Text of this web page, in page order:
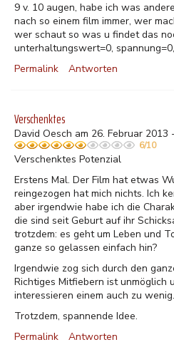
9 v. 10 augen, habe ich was
nach so einem film immer, wer
wer schaut so was u findet das
unterhaltungswert=0,
Permalink
Antworten
Verschenktes
David Oesch am 26. Februar 2013
6/10
Verschenktes Potenzial
Erstens Mal. Der Film hat etwas
reingezogen hat mich nichts. Ich
aber irgendwie habe ich die
die sind seit Geburt auf ihr
trotzdem: es geht um Leben und
ganze so gelassen einfach hin?
Irgendwie zog sich durch den
Richtiges Mitfiebern ist unmöglich
interessieren einem auch zu wenig.
Trotzdem, spannende Idee.
Permalink
Antworten